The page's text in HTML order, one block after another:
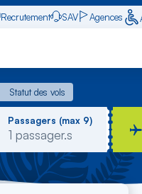
Recrutement SAV Agences
Statut des vols
Statut des vols
Passagers (max 9)